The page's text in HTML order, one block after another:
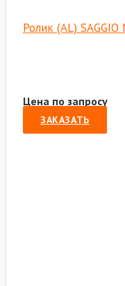
Ролик (AL)
Цена по запросу
ЗАКАЗАТЬ